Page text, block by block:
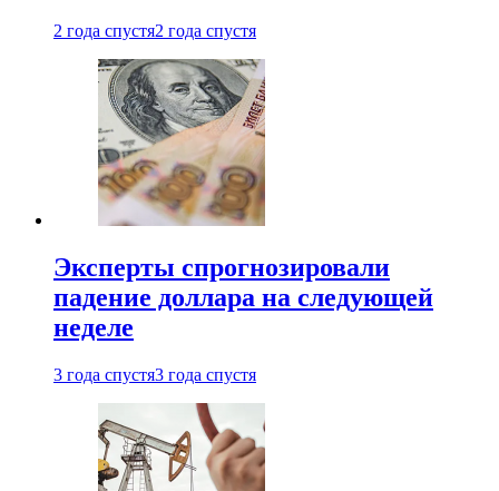
2 года спустя2 года спустя
Эксперты спрогнозировали
падение доллара на следующей
неделе
3 года спустя3 года спустя